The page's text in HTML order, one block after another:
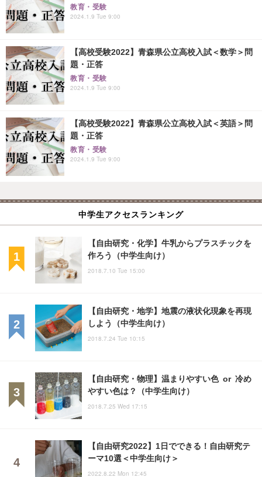
教育・受験
2024.1.9 Tue 9:00
【高校受験2022】青森県公立高校入試＜数学＞問
題・正答
教育・受験
2024.1.9 Tue 9:00
【高校受験2022】青森県公立高校入試＜英語＞問
題・正答
教育・受験
2024.1.9 Tue 9:00
中学生アクセスランキング
【自由研究・化学】牛乳からプラスチックを
作ろう（中学生向け）
2018.7.10 Tue 15:00
【自由研究・地学】地震の液状化現象を再現
しよう（中学生向け）
2018.7.24 Tue 10:15
【自由研究・物理】温まりやすい色 or 冷め
やすい色は？（中学生向け）
2018.7.25 Wed 17:15
【自由研究2022】1日でできる！自由研究テ
ーマ10選＜中学生向け＞
2022.8.22 Mon 12:45